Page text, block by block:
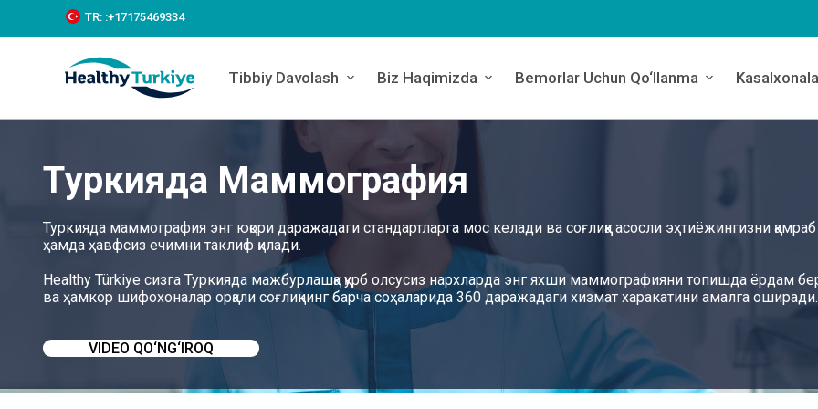
k
c
TR: :+‪17175469334‬
Tibbiy Davolash Biz Haqimizda Bemorlar Uchun Qo‘llanma
Туркияда Маммография
Туркияда маммография энг юқори даражадаги стандартларга мос келади ва соғлиққа асосли эҳтиёжингизни
ҳамда ҳавфсиз ечимни таклиф қилади.
Healthy Türkiye сизга Туркияда мажбурлашқа қурб олсусиз нархларда энг яхши маммографияни топишда ёрдам
ва ҳамкор шифохоналар орқали соғлиқнинг барча соҳаларида 360 даражадаги хизмат харакатини амалга оширади.
VIDEO QO‘NG‘IROQ